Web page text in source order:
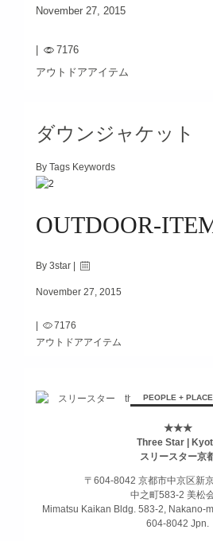
November 27, 2015
7176
アウトドアアイテム
ダウンジャケット
By Tags Keywords
OUTDOOR-
By 3star |
November 27, 2015
|
7176
アウトドアアイテム
PEOPLE + PLACE
★★★
Three Star |
スリースター京
〒604-8042 京都市中京区新
中之町583-2 美松
Mimatsu Kaikan Bldg. 583-2, Nakano-
604-8042 Jpn.